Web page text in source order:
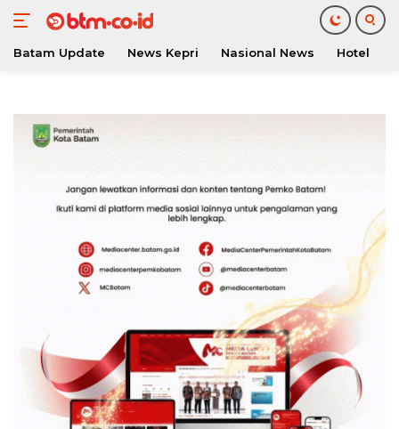
konten
Batam Update News Kepri Nasional News Hotel